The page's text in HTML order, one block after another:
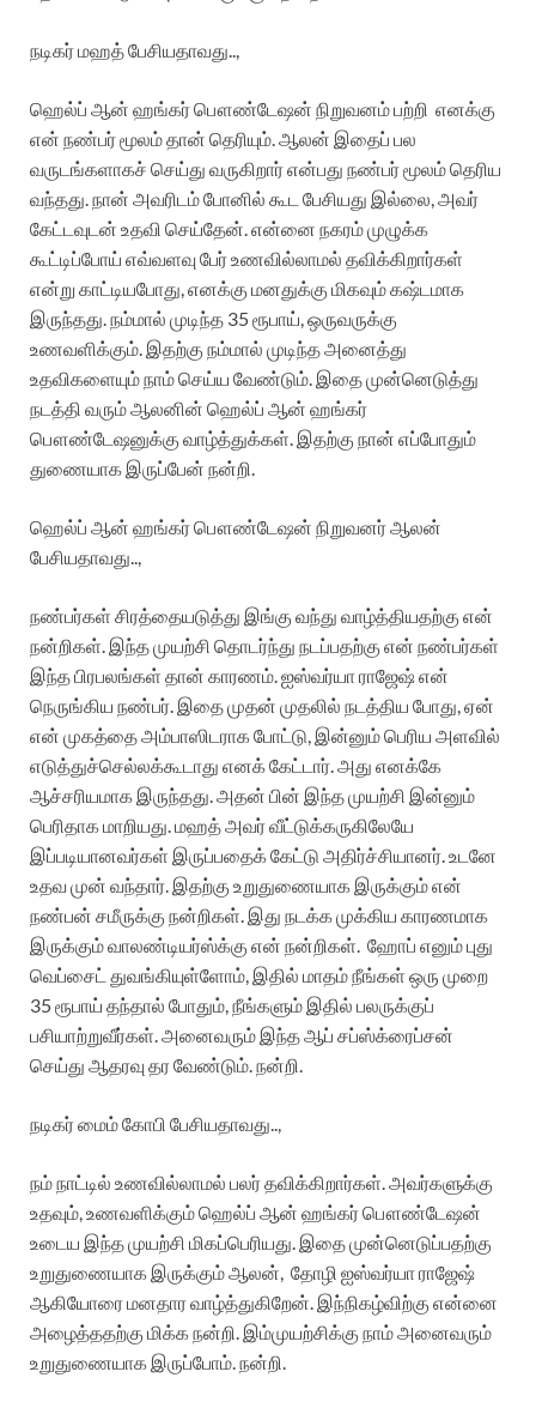
நடிகர் மஹத் பேசியதாவது..,
ஹெல்ப் ஆன் ஹங்கர் பௌண்டேஷன் நிறுவனம் பற்றி எனக்கு
என் நண்பர் மூலம் தான் தெரியும். ஆலன் இதைப் பல
வருடங்களாகச் செய்து வருகிறார் என்பது நண்பர் மூலம் தெரிய
வந்தது. நான் அவரிடம் போனில் கூட பேசியது இல்லை, அவர்
கேட்டவுடன் உதவி செய்தேன். என்னை நகரம் முழுக்க
கூட்டிப்போய் எவ்வளவு பேர் உணவில்லாமல் தவிக்கிறார்கள்
என்று காட்டியபோது, எனக்கு மனதுக்கு மிகவும் கஷ்டமாக
இருந்தது. நம்மால் முடிந்த 35 ரூபாய், ஒருவருக்கு
உணவளிக்கும். இதற்கு நம்மால் முடிந்த அனைத்து
உதவிகளையும் நாம் செய்ய வேண்டும். இதை முன்னெடுத்து
நடத்தி வரும் ஆலனின் ஹெல்ப் ஆன் ஹங்கர்
பௌண்டேஷனுக்கு வாழ்த்துக்கள். இதற்கு நான் எப்போதும்
துணையாக இருப்பேன் நன்றி.
ஹெல்ப் ஆன் ஹங்கர் பௌண்டேஷன் நிறுவனர் ஆலன்
பேசியதாவது..,
நண்பர்கள் சிரத்தையடுத்து இங்கு வந்து வாழ்த்தியதற்கு என்
நன்றிகள். இந்த முயற்சி தொடர்ந்து நடப்பதற்கு என் நண்பர்கள்
இந்த பிரபலங்கள் தான் காரணம். ஐஸ்வர்யா ராஜேஷ் என்
நெருங்கிய நண்பர். இதை முதன் முதலில் நடத்திய போது, ஏன்
என் முகத்தை அம்பாஸிடராக போட்டு, இன்னும் பெரிய அளவில்
எடுத்துச்செல்லக்கூடாது எனக் கேட்டார். அது எனக்கே
ஆச்சரியமாக இருந்தது. அதன் பின் இந்த முயற்சி இன்னும்
பெரிதாக மாறியது. மஹத் அவர் வீட்டுக்கருகிலேயே
இப்படியானவர்கள் இருப்பதைக் கேட்டு அதிர்ச்சியானர். உடனே
உதவ முன் வந்தார். இதற்கு உறுதுணையாக இருக்கும் என்
நண்பன் சமீருக்கு நன்றிகள். இது நடக்க முக்கிய காரணமாக
இருக்கும் வாலண்டியர்ஸ்க்கு என் நன்றிகள். ஹோப் எனும் புது
வெப்சைட் துவங்கியுள்ளோம், இதில் மாதம் நீங்கள் ஒரு முறை
35 ரூபாய் தந்தால் போதும், நீங்களும் இதில் பலருக்குப்
பசியாற்றுவீர்கள். அனைவரும் இந்த ஆப் சப்ஸ்க்ரைப்சன்
செய்து ஆதரவு தர வேண்டும். நன்றி.
நடிகர் மைம் கோபி பேசியதாவது..,
நம் நாட்டில் உணவில்லாமல் பலர் தவிக்கிறார்கள். அவர்களுக்கு
உதவும், உணவளிக்கும் ஹெல்ப் ஆன் ஹங்கர் பௌண்டேஷன்
உடைய இந்த முயற்சி மிகப்பெரியது. இதை முன்னெடுப்பதற்கு
உறுதுணையாக இருக்கும் ஆலன், தோழி ஐஸ்வர்யா ராஜேஷ்
ஆகியோரை மனதார வாழ்த்துகிறேன். இந்நிகழ்விற்கு என்னை
அழைத்ததற்கு மிக்க நன்றி. இம்முயற்சிக்கு நாம் அனைவரும்
உறுதுணையாக இருப்போம். நன்றி.